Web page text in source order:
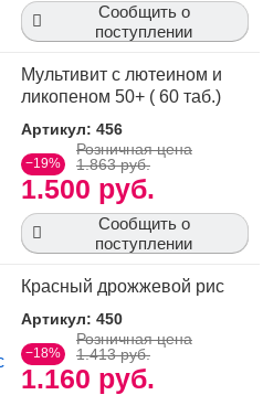
Сообщить о
поступлении
Мультивит с лютеином и
ликопеном 50+ ( 60 таб.)
Артикул: 456
−19%
1.500 руб.
Розничная цена
1.863 руб.
Сообщить о
поступлении
Красный дрожжевой рис
Артикул: 450
−18%
1.160 руб.
Розничная цена
1.413 руб.